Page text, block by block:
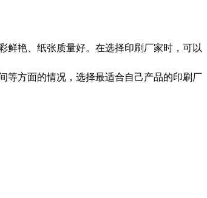
鲜艳、纸张质量好。在选择印刷厂家时，可以
等方面的情况，选择最适合自己产品的印刷厂